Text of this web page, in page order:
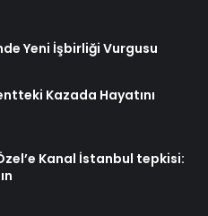
Yeni İşbirliği Vurgusu
Kazada Hayatını
Kanal İstanbul tepkisi: